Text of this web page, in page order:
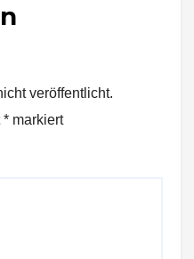
veröffentlicht.
* markiert